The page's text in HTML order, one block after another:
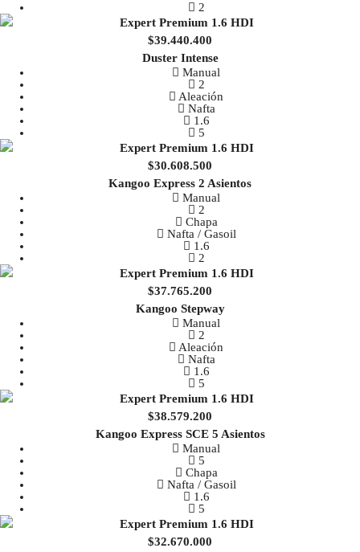
2
$39.440.400
Duster Intense
Manual
2
Aleación
Nafta
1.6
5
$30.608.500
Kangoo Express 2 Asientos
Manual
2
Chapa
Nafta / Gasoil
1.6
2
$37.765.200
Kangoo Stepway
Manual
2
Aleación
Nafta
1.6
5
$38.579.200
Kangoo Express SCE 5 Asientos
Manual
5
Chapa
Nafta / Gasoil
1.6
5
$32.670.000